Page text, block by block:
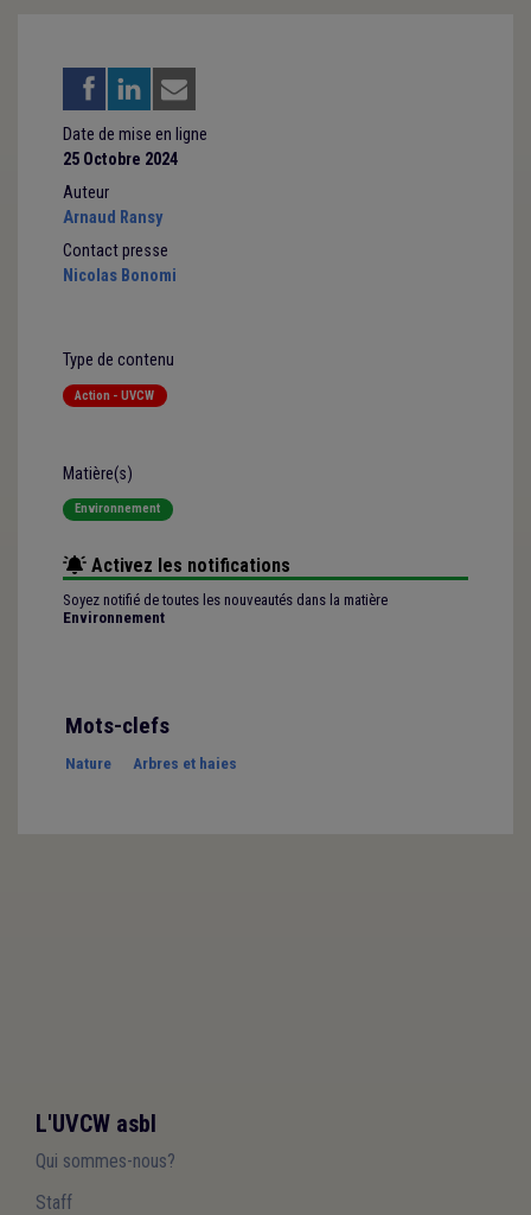
Date de mise en ligne
25 Octobre 2024
Auteur
Arnaud Ransy
Contact presse
Nicolas Bonomi
Type de contenu
Action - UVCW
Matière(s)
Environnement
Activez les notifications
Soyez notifié de toutes les nouveautés dans la matière
Environnement
Mots-clefs
Nature Arbres et haies
L'UVCW asbl
Qui sommes-nous?
Staff